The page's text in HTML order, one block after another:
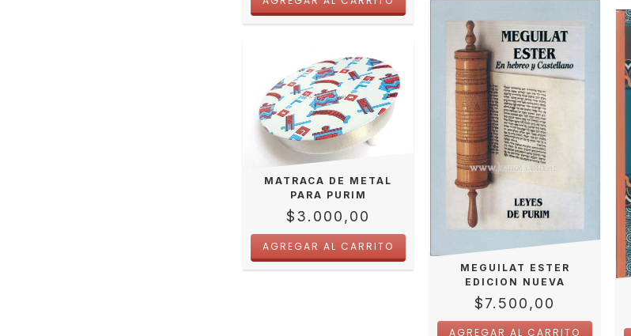
MATRACA DE METAL
PARA PURIM
$3.000,00
MEGUILAT ESTER
EDICION NUEVA
$7.500,00